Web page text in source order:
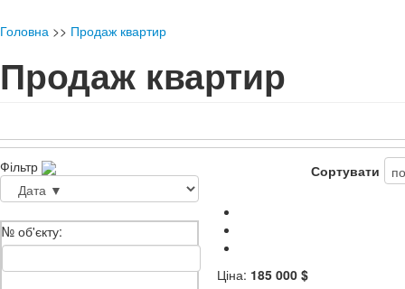
Головна >> Продаж квартир
Продаж квартир
Фільтр
№ об'єкту:
Сортувати
Ціна: 185 000 $